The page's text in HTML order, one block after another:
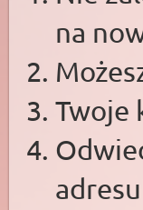
na
Twoje